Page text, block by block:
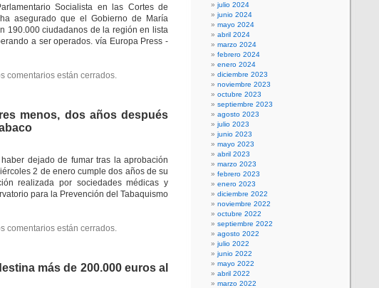
Socialista en las Cortes de
asegurado que el Gobierno de María
190.000 ciudadanos de la región en lista
a ser operados. vía Europa Press -
comentarios están cerrados.
menos, dos años después
dejado de fumar tras la aprobación
2 de enero cumple dos años de su
realizada por sociedades médicas y
para la Prevención del Tabaquismo
comentarios están cerrados.
más de 200.000 euros al
julio 2024
junio 2024
mayo 2024
abril 2024
marzo 2024
febrero 2024
enero 2024
diciembre 2023
noviembre 2023
octubre 2023
septiembre 2023
agosto 2023
julio 2023
junio 2023
mayo 2023
abril 2023
marzo 2023
febrero 2023
enero 2023
diciembre 2022
noviembre 2022
octubre 2022
septiembre 2022
agosto 2022
julio 2022
junio 2022
mayo 2022
abril 2022
marzo 2022